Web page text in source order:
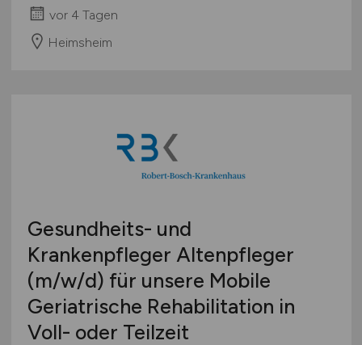
vor 4 Tagen
Heimsheim
Gesundheits- und
Krankenpfleger Altenpfleger
(m/w/d) für unsere Mobile
Geriatrische Rehabilitation in
Voll- oder Teilzeit